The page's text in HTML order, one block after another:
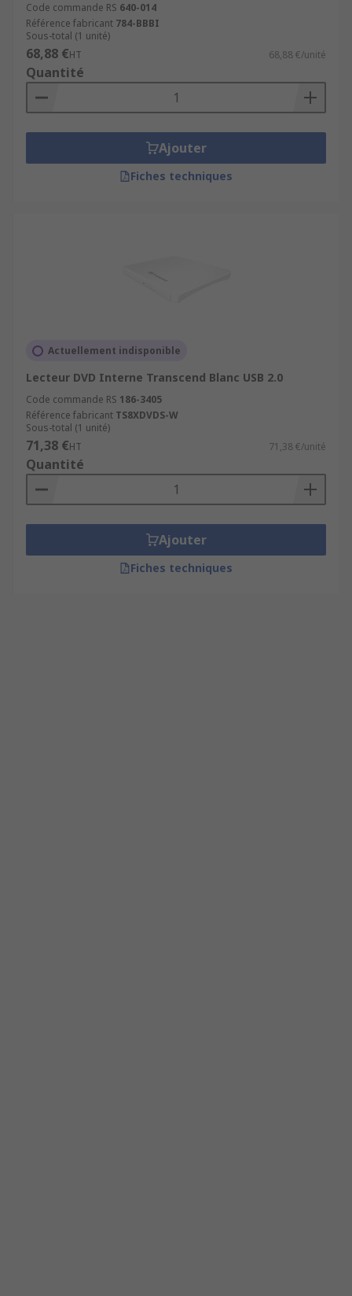
Code commande RS 640-014
Référence fabricant 784-BBBI
Sous-total (1 unité)
68,88 €HT 68,88 €/unité
Quantité
Ajouter
Fiches techniques
Actuellement indisponible
Lecteur DVD Interne Transcend Blanc USB 2.0
Code commande RS 186-3405
Référence fabricant TS8XDVDS-W
Sous-total (1 unité)
71,38 €HT 71,38 €/unité
Quantité
Ajouter
Fiches techniques